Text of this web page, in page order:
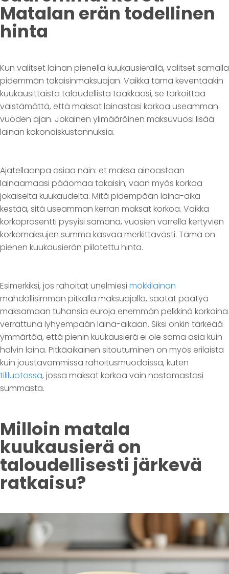
Matalan erän todellinen
hinta
Kun valitset lainan pienellä kuukausierällä, valitset samalla
pidemmän takaisinmaksuajan. Vaikka tämä keventääkin
kuukausittaista taloudellista taakkaasi, se tarkoittaa
väistämättä, että maksat lainastasi korkoa useamman
vuoden ajan. Jokainen ylimääräinen maksuvuosi lisää
lainan kokonaiskustannuksia.
Ajatellaanpa asiaa näin: et maksa ainoastaan
lainaamaasi pääomaa takaisin, vaan myös korkoa
jokaiselta kuukaudelta. Mitä pidempään laina-aika
kestää, sitä useamman kerran maksat korkoa. Vaikka
korkoprosentti pysyisi samana, vuosien varrella kertyvien
korkomaksujen summa kasvaa merkittävästi. Tämä on
pienen kuukausierän piilotettu hinta.
Esimerkiksi, jos rahoitat unelmiesi mökkilainan
mahdollisimman pitkällä maksuajalla, saatat päätyä
maksamaan tuhansia euroja enemmän pelkkinä korkoina
verrattuna lyhyempään laina-aikaan. Siksi onkin tärkeää
ymmärtää, että pienin kuukausierä ei ole sama asia kuin
halvin laina. Pitkäaikainen sitoutuminen on myös erilaista
kuin joustavammissa rahoitusmuodoissa, kuten
tililuotossa, jossa maksat korkoa vain nostamastasi
summasta.
Milloin matala
kuukausierä on
taloudellisesti järkevä
ratkaisu?